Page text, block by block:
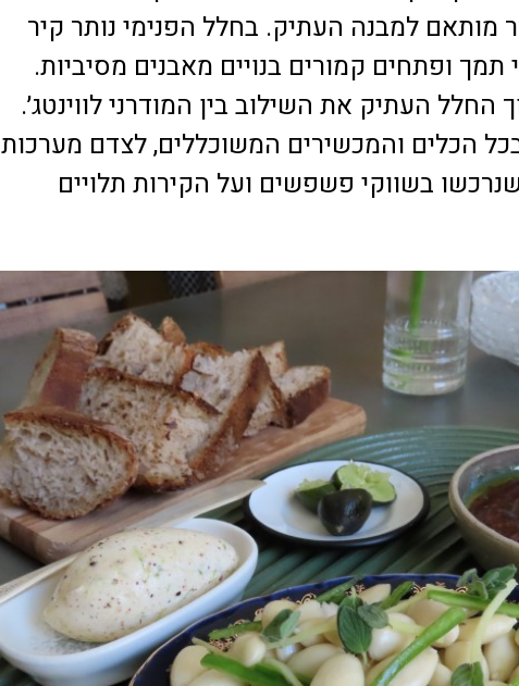
מותאם למבנה העתיק. בחלל הפנימי נותר קיר
תמך ופתחים קמורים בנויים מאבנים מסיביות.
החלל העתיק את השילוב בין המודרני לווינטג׳.
הכלים והמכשירים המשוכללים, לצדם מערכות
שנרכשו בשווקי פשפשים ועל הקירות תלויים